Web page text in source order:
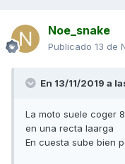
Noe_snake
Publicado 13 de
En 13/11/2019 a
La moto suele coger
en una recta laarga
En cuesta sube bien